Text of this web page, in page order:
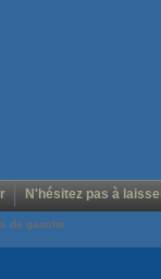
N'hésitez pas à
de gauche